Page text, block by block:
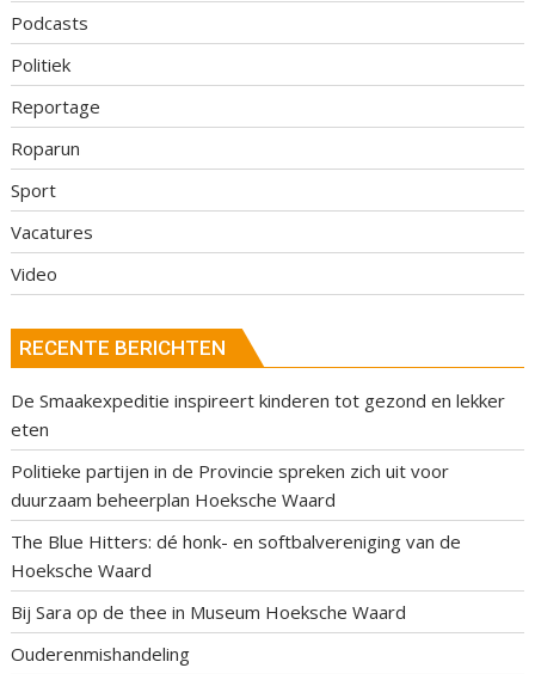
Podcasts
Politiek
Reportage
Roparun
Sport
Vacatures
Video
RECENTE BERICHTEN
De Smaakexpeditie inspireert kinderen tot gezond en lekker
eten
Politieke partijen in de Provincie spreken zich uit voor
duurzaam beheerplan Hoeksche Waard
The Blue Hitters: dé honk- en softbalvereniging van de
Hoeksche Waard
Bij Sara op de thee in Museum Hoeksche Waard
Ouderenmishandeling